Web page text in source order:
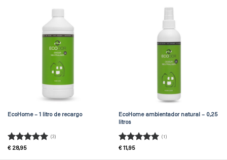
EcoHome – 1 litro de recargo
Valorado
(3)
€28,95
EcoHome ambientador natural – 0,25
litros
Valorado
(1)
€11,95